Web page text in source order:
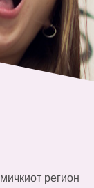
регион